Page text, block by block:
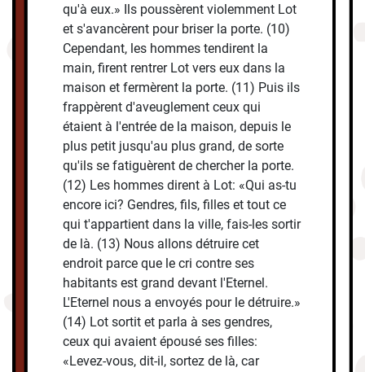
qu'à eux.» Ils poussèrent violemment Lot
et s'avancèrent pour briser la porte. (10)
Cependant, les hommes tendirent la
main, firent rentrer Lot vers eux dans la
maison et fermèrent la porte. (11) Puis ils
frappèrent d'aveuglement ceux qui
étaient à l'entrée de la maison, depuis le
plus petit jusqu'au plus grand, de sorte
qu'ils se fatiguèrent de chercher la porte.
(12) Les hommes dirent à Lot: «Qui as-tu
encore ici? Gendres, fils, filles et tout ce
qui t'appartient dans la ville, fais-les sortir
de là. (13) Nous allons détruire cet
endroit parce que le cri contre ses
habitants est grand devant l'Eternel.
L'Eternel nous a envoyés pour le détruire.»
(14) Lot sortit et parla à ses gendres,
ceux qui avaient épousé ses filles:
«Levez-vous, dit-il, sortez de là, car